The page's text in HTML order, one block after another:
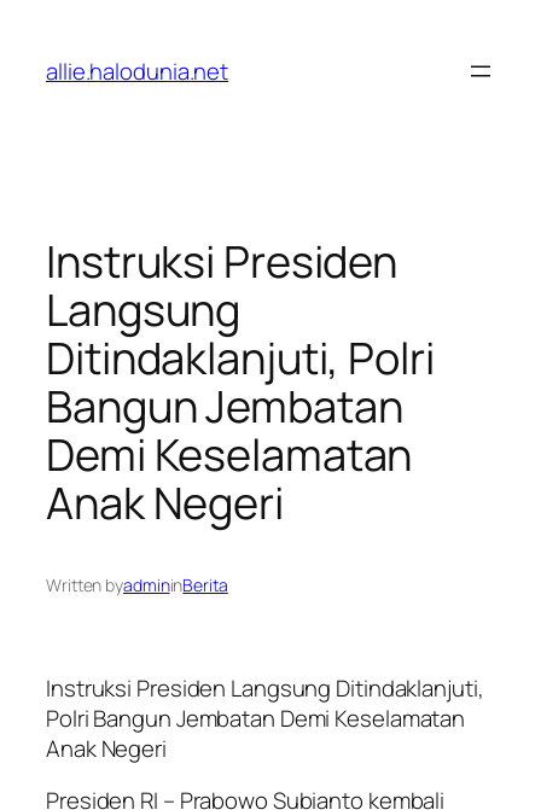
konten
allie.halodunia.net
Instruksi Presiden
Langsung
Ditindaklanjuti, Polri
Bangun Jembatan
Demi Keselamatan
Anak Negeri
Written byadmininBerita
Instruksi Presiden Langsung Ditindaklanjuti,
Polri Bangun Jembatan Demi Keselamatan
Anak Negeri
Presiden RI – Prabowo Subianto kembali